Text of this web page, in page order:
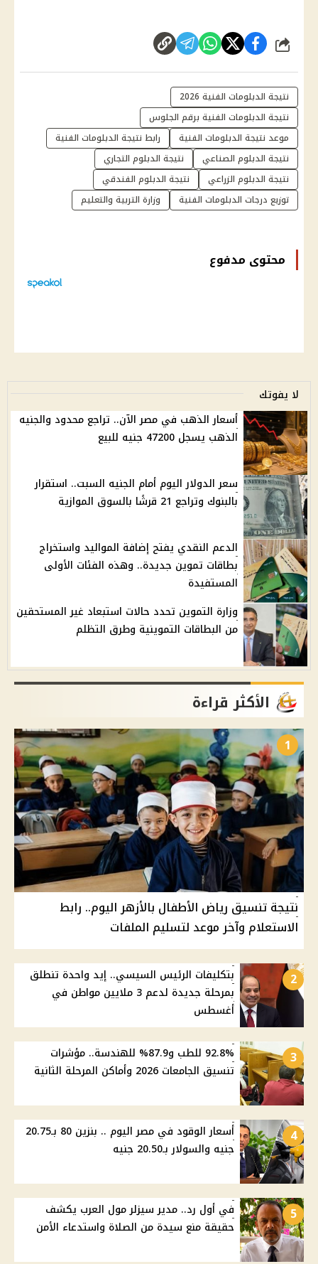
شارك
نتيجة الدبلومات الفنية 2026
نتيجة الدبلومات الفنية برقم الجلوس
موعد نتيجة الدبلومات الفنية
رابط نتيجة الدبلومات الفنية
نتيجة الدبلوم الصناعي
نتيجة الدبلوم التجاري
نتيجة الدبلوم الزراعي
نتيجة الدبلوم الفندقي
توزيع درجات الدبلومات الفنية
وزارة التربية والتعليم
محتوى مدفوع
لا يفوتك
أسعار الذهب في مصر الآن.. تراجع محدود والجنيه
الذهب يسجل 47200 جنيه للبيع
سعر الدولار اليوم أمام الجنيه السبت.. استقرار
بالبنوك وتراجع 21 قرشًا بالسوق الموازية
الدعم النقدي يفتح إضافة المواليد واستخراج
بطاقات تموين جديدة.. وهذه الفئات الأولى
المستفيدة
وزارة التموين تحدد حالات استبعاد غير المستحقين
من البطاقات التموينية وطرق التظلم
الأكثر قراءة
1
نتيجة تنسيق رياض الأطفال بالأزهر اليوم.. رابط
الاستعلام وآخر موعد لتسليم الملفات
2
بتكليفات الرئيس السيسي.. إيد واحدة تنطلق
بمرحلة جديدة لدعم 3 ملايين مواطن في
أغسطس
3
92.8% للطب و87.9% للهندسة.. مؤشرات
تنسيق الجامعات 2026 وأماكن المرحلة الثانية
4
أسعار الوقود في مصر اليوم .. بنزين 80 بـ20.75
جنيه والسولار بـ20.50 جنيه
5
في أول رد.. مدير سيزلر مول العرب يكشف
حقيقة منع سيدة من الصلاة واستدعاء الأمن